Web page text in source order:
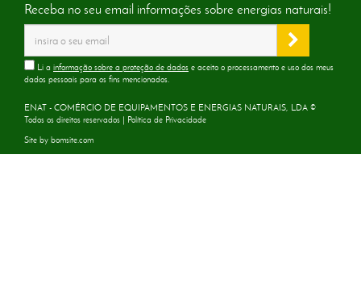
Receba no seu email informações sobre energias naturais!
Li a informação sobre a proteção de dados e aceito o processamento e uso dos meus
dados pessoais para os fins mencionados.
ENAT - COMÉRCIO DE EQUIPAMENTOS E ENERGIAS NATURAIS, LDA ©
Todos os direitos reservados | Política de Privacidade
Site by bomsite.com